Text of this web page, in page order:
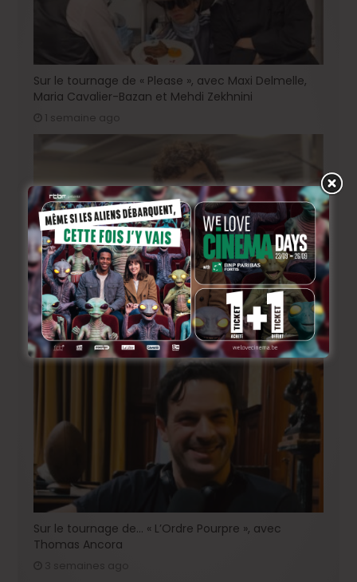
Sur le tournage de « Please », avec Maxi Delmelle,
Maria Cavalier-Bazan et Mehdi Zekhnini
1 semaine ago
Sur le tournage de « Please », avec Victor Ruprich-
Robert
2 semaines ago
Sur le tournage de… « L’Ordre Pourpre », avec
Thomas Ancora
3 semaines ago